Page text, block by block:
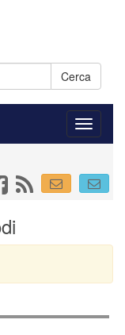
Cerca